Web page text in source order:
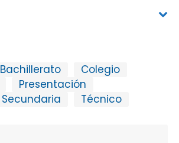
Bachillerato
Colegio
Presentación
Secundaria Técnico